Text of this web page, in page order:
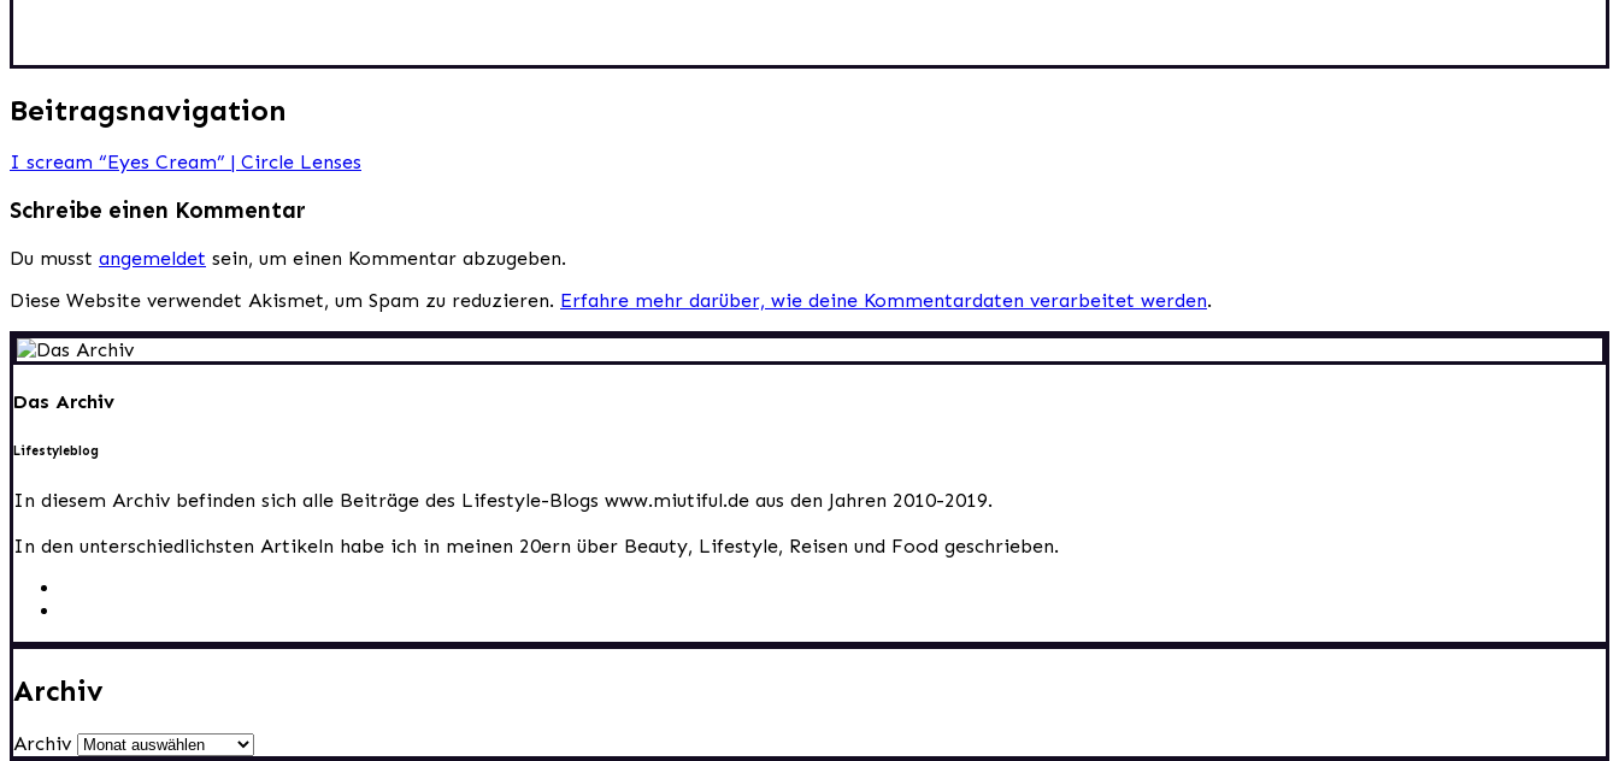
Beitragsnavigation
I scream “Eyes Cream” | Circle Lenses
Schreibe einen Kommentar
Du musst angemeldet sein, um einen Kommentar abzugeben.
Diese Website verwendet Akismet, um Spam zu reduzieren. Erfahre mehr darüber, wie deine Kommentardaten verarbeitet werden.
Das Archiv
Lifestyleblog
In diesem Archiv befinden sich alle Beiträge des Lifestyle-Blogs www.miutiful.de aus den Jahren 2010-2019.
In den unterschiedlichsten Artikeln habe ich in meinen 20ern über Beauty, Lifestyle, Reisen und Food geschrieben.
Archiv
Archiv